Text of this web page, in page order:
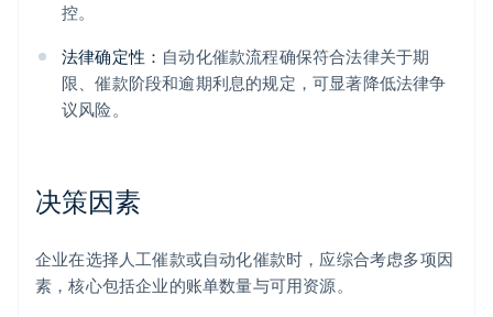
控。
法律确定性： 自动化催款流程确保符合法律关于期
限、催款阶段和逾期利息的规定，可显著降低法律争
议风险。
决策因素
企业在选择人工催款或自动化催款时，应综合考虑多项因
素，核心包括企业的账单数量与可用资源。